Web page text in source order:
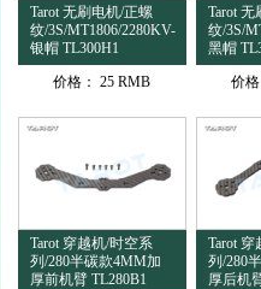
Tarot 无刷电机/正螺
纹/3S/MT1806/2280KV-
银帽 TL300H1
价格： 25 RMB
Tarot
纹/3S/
黑帽
价
Tarot 穿越机/时空系
列/280半碳款4MM加
厚前机臂 TL280B1
Tarot
列/280
厚后机